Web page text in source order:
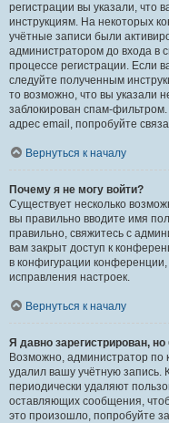
регистрации вы указали, что
инструкциям. На некоторых
учётные записи были
администратором до входа в
процессе регистрации. Если
следуйте полученным
то возможно, что вы указали
заблокирован спам-
адрес email, попробуйте
Вернуться к началу
Почему я не могу войти?
Существует несколько
вы правильно вводите имя
правильно, свяжитесь с
вам закрыт доступ к
в конфигурации
исправления настроек.
Вернуться к началу
Я давно зарегистрирован,
Возможно, администратор по
удалил вашу учётную запись.
периодически удаляют
оставляющих сообщения,
это произошло, попробуйте